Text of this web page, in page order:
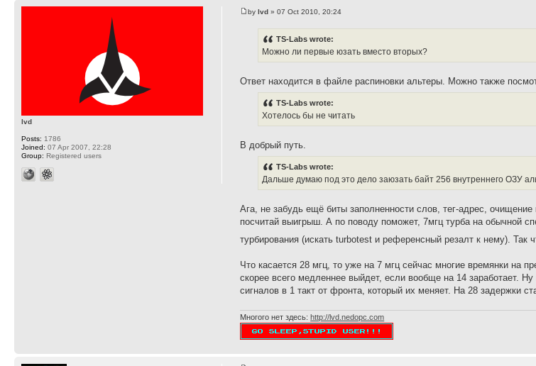
bylvd » 07 Oct 2010, 20:24
TS-Labs wrote:
Можно ли первые юзать вместо вторых?
Ответ находится в файле распиновки альтеры. Можно также
TS-Labs wrote:
Хотелось бы не читать
В добрый путь.
TS-Labs wrote:
Дальше думаю под это дело заюзать байт 256 внутреннего ОЗУ
Ага, не забудь ещё биты заполненности слов, тег-адрес,
посчитай выигрыш. А по поводу поможет, 7мгц турба на обычной
турбирования (искать turbotest и референсный резалт к нему).
Что касается 28 мгц, то уже на 7 мгц сейчас многие времянки на
скорее всего медленнее выйдет, если вообще на 14 заработает.
сигналов в 1 такт от фронта, который их меняет. На 28 задержки
Многого нет здесь:http://lvd.nedopc.com
lvd
Posts: 1786
Joined: 07 Apr 2007, 22:28
Group: Registered users